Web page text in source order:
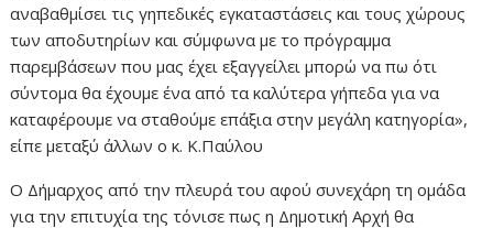
αναβαθμίσει τις γηπεδικές εγκαταστάσεις και τους χώρους
των αποδυτηρίων και σύμφωνα με το πρόγραμμα
παρεμβάσεων που μας έχει εξαγγείλει μπορώ να πω ότι
σύντομα θα έχουμε ένα από τα καλύτερα γήπεδα για να
καταφέρουμε να σταθούμε επάξια στην μεγάλη κατηγορία»,
είπε μεταξύ άλλων ο κ. Κ.Παύλου
Ο Δήμαρχος από την πλευρά του αφού συνεχάρη τη ομάδα
για την επιτυχία της τόνισε πως η Δημοτική Αρχή θα